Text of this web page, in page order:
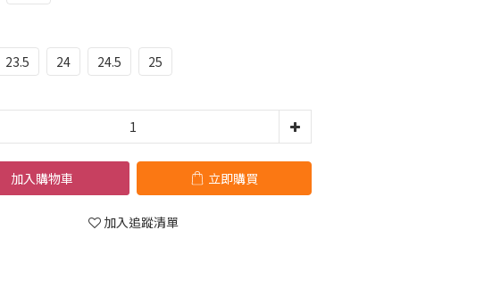
23.5 24 24.5 25
加入購物車 立即購買
加入追蹤清單